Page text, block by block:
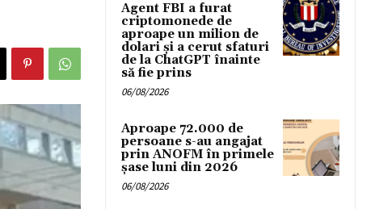
Agent FBI a furat
criptomonede de
aproape un milion de
dolari și a cerut sfaturi
de la ChatGPT înainte
să fie prins
06/08/2026
Aproape 72.000 de
persoane s-au angajat
prin ANOFM în primele
șase luni din 2026
06/08/2026